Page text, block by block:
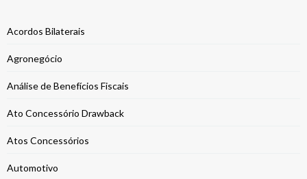
Acordos Bilaterais
Agronegócio
Análise de Benefícios Fiscais
Ato Concessório Drawback
Atos Concessórios
Automotivo